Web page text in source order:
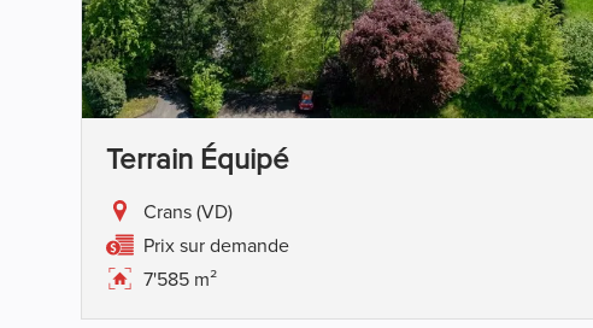
Terrain Équipé
Crans (VD)
Prix sur demande
7'585 m²